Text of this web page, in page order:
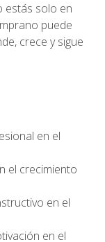
estás solo en
puede
crece y sigue
en el
el crecimiento
en el
en el